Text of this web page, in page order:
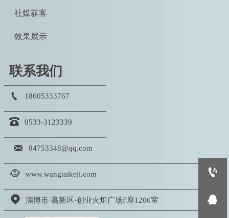
社媒获客
效果展示
联系我们
 18605333767
 0533-3123339
 84753348@qq.com
 www.wangtaikeji.com
 淄博市·高新区·创业火炬广场F座1206室

